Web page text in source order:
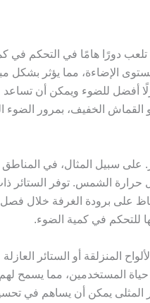
تلعب دورًا هامًا في التحكم في
الإضاءة، مما يؤثر بشكل
أفضل للضوء ويمكن أن
القماش الخفيف، بمرور الضوء
على سبيل المثال، في المناطق
الشمس. توفر الستائر ذات
على برودة الغرفة خلال
للتحكم في كمية الضوء.
المنزلقة أو الستائر
المستخدمين، مما يسمح
المثلى يمكن أن يساهم في